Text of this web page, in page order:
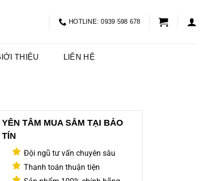
HOTLINE: 0939 598 678
THIỆU LIÊN HỆ
YÊN TÂM MUA SẮM TẠI BẢO
TÍN
Đội ngũ tư vấn chuyên sâu
Thanh toán thuận tiện